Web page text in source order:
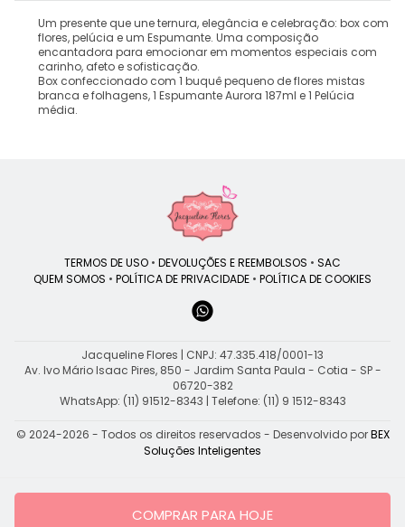
Um presente que une ternura, elegância e celebração: box com
flores, pelúcia e um Espumante. Uma composição
encantadora para emocionar em momentos especiais com
carinho, afeto e sofisticação.
Box confeccionado com 1 buquê pequeno de flores mistas
branca e folhagens, 1 Espumante Aurora 187ml e 1 Pelúcia
média.
TERMOS DE USO • DEVOLUÇÕES E REEMBOLSOS • SAC
QUEM SOMOS • POLÍTICA DE PRIVACIDADE • POLÍTICA DE COOKIES
Jacqueline Flores | CNPJ: 47.335.418/0001-13
Av. Ivo Mário Isaac Pires, 850 - Jardim Santa Paula - Cotia - SP -
06720-382
WhatsApp: (11) 91512-8343 | Telefone: (11) 9 1512-8343
© 2024-2026 - Todos os direitos reservados - Desenvolvido porBEX
Soluções Inteligentes
COMPRAR PARA HOJE